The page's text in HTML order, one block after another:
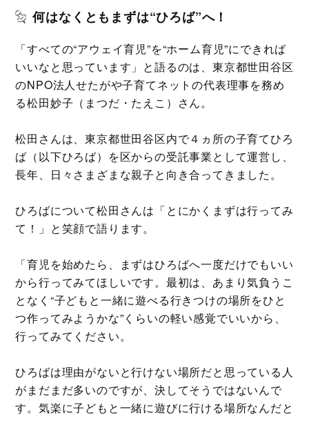
何はなくともまずは“ひろば”へ！
「すべての“アウェイ育児”を“ホーム育児”にできれば
いいなと思っています」と語るのは、東京都世田谷区
のNPO法人せたがや子育てネットの代表理事を務め
る松田妙子（まつだ・たえこ）さん。
松田さんは、東京都世田谷区内で４ヵ所の子育てひろ
ば（以下ひろば）を区からの受託事業として運営し、
長年、日々さまざまな親子と向き合ってきました。
ひろばについて松田さんは「とにかくまずは行ってみ
て！」と笑顔で語ります。
「育児を始めたら、まずはひろばへ一度だけでもいい
から行ってみてほしいです。最初は、あまり気負うこ
となく“子どもと一緒に遊べる行きつけの場所をひと
つ作ってみようかな”くらいの軽い感覚でいいから、
行ってみてください。
ひろばは理由がないと行けない場所だと思っている人
がまだまだ多いのですが、決してそうではないんで
す。気楽に子どもと一緒に遊びに行ける場所なんだと